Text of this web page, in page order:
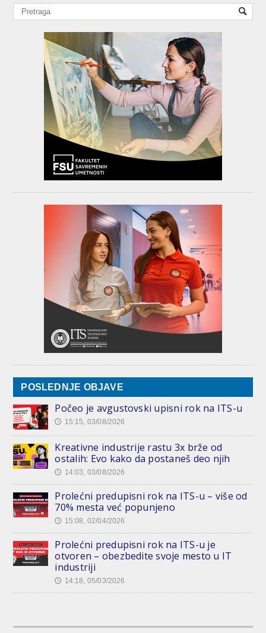
POSLEDNJE OBJAVE
Počeo je avgustovski upisni rok na ITS-u
🕔 15:15, 03/08/2026
Kreativne industrije rastu 3x brže od
ostalih: Evo kako da postaneš deo njih
🕔 14:03, 03/08/2026
Prolećni predupisni rok na ITS-u – više od
70% mesta već popunjeno
🕔 15:08, 02/04/2026
Prolećni predupisni rok na ITS-u je
otvoren – obezbedite svoje mesto u IT
industriji
🕔 14:18, 05/03/2026